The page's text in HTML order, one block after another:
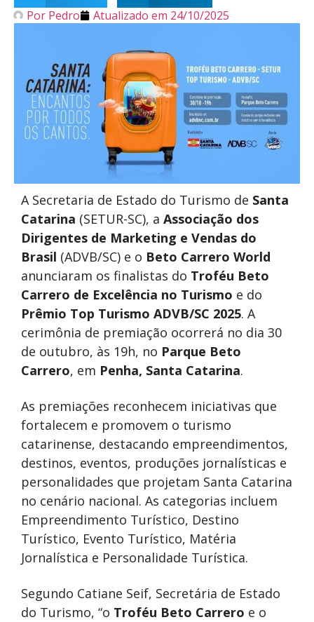
Por Pedro Atualizado em 24/10/2025
A Secretaria de Estado do Turismo de Santa
Catarina (SETUR-SC), a Associação dos
Dirigentes de Marketing e Vendas do
Brasil (ADVB/SC) e o Beto Carrero World
anunciaram os finalistas do Troféu Beto
Carrero de Excelência no Turismo e do
Prêmio Top Turismo ADVB/SC 2025. A
cerimônia de premiação ocorrerá no dia 30
de outubro, às 19h, no Parque Beto
Carrero, em Penha, Santa Catarina.
As premiações reconhecem iniciativas que
fortalecem e promovem o turismo
catarinense, destacando empreendimentos,
destinos, eventos, produções jornalísticas e
personalidades que projetam Santa Catarina
no cenário nacional. As categorias incluem
Empreendimento Turístico, Destino
Turístico, Evento Turístico, Matéria
Jornalística e Personalidade Turística.
Segundo Catiane Seif, Secretária de Estado
do Turismo, “o Troféu Beto Carrero e o